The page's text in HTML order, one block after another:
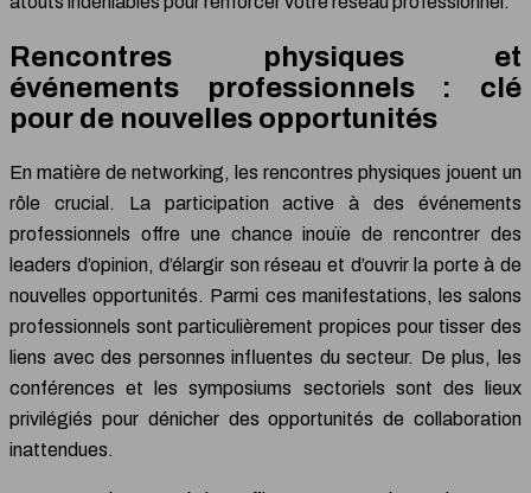
Rencontres physiques et
événements professionnels : clé
pour de nouvelles opportunités
En matière de networking, les rencontres physiques jouent un
rôle crucial. La participation active à des événements
professionnels offre une chance inouïe de rencontrer des
leaders d’opinion, d’élargir son réseau et d’ouvrir la porte à de
nouvelles opportunités. Parmi ces manifestations, les salons
professionnels sont particulièrement propices pour tisser des
liens avec des personnes influentes du secteur. De plus, les
conférences et les symposiums sectoriels sont des lieux
privilégiés pour dénicher des opportunités de collaboration
inattendues.